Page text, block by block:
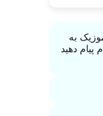
به
دهید